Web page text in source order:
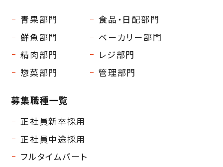
青果部門
鮮魚部門
精肉部門
惣菜部門
食品・日配部門
ベーカリー部門
レジ部門
管理部門
募集職種一覧
正社員新卒採用
正社員中途採用
フルタイムパート